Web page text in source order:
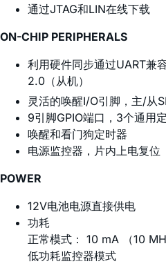
通过JTAG和LIN在线下载
ON-CHIP PERIPHERALS
利用硬件同步通过UART兼
2.0（从机）
灵活的唤醒I/O引脚，主/从
9引脚GPIO端口，3个通用
唤醒和看门狗定时器
电源监控器，片内上电复位
POWER
12V电池电源直接供电
功耗
正常模式： 10 mA （10
低功耗监控器模式